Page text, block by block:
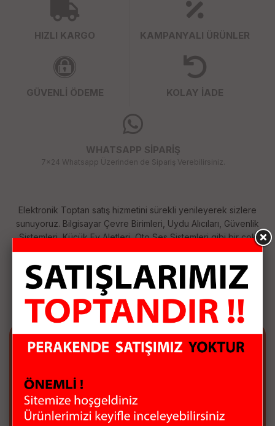
HIZLI KARGO KAMPANYALI ÜRÜNLER
GÜVENLİ ÖDEME KOLAY İADE
WHATSAPP SİPARİŞ
7x24 Whatsapp Üzerinden de Sipariş Verebilirsiniz.
Elektronik Toptan satış hizmetini sürekli yenileyerek sizlere
sunuyoruz. Bilgisayar Çevre Birimleri, Uydu Alıcıları, Güvenlik
Sistemleri, Küçük Ev Aletleri, Oto Ses Sistemleri gibi bir çok
kategoride her geçen gün çeşitlerimizi arttırıyoruz. Size
sağladığımız bu çeşitlilik ile ihtiyaçlarınızı tek merkezden
karşılamanızı sağlıyoruz. Siparişlerinizi özenle hazırlayıp
anlaşmalı kargo firması ile hızlı bir şekilde size ulaştırıyoruz.
E-BÜLTEN ABONELİĞİ
E-Bülten aboneliği ile fırsatları kaçırma...